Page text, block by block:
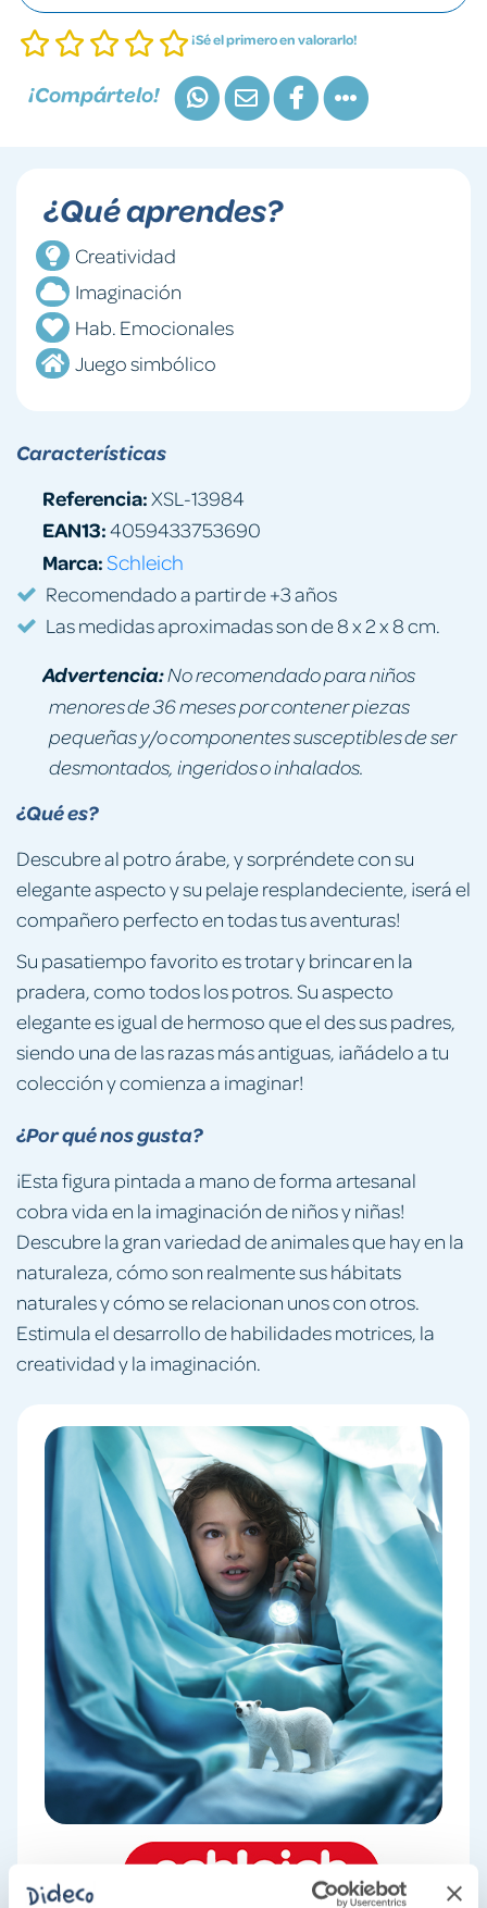
¡Sé el primero en valorarlo!
¡Compártelo!
¿Qué es?
Descubre al potro árabe, y sorpréndete con su
elegante aspecto y su pelaje resplandeciente, ¡será el
compañero perfecto en todas tus aventuras!
Su pasatiempo favorito es trotar y brincar en la
pradera, como todos los potros. Su aspecto
elegante es igual de hermoso que el des sus padres,
siendo una de las razas más antiguas, ¡añádelo a tu
colección y comienza a imaginar!
¿Por qué nos gusta?
¡Esta figura pintada a mano de forma artesanal
cobra vida en la imaginación de niños y niñas!
Descubre la gran variedad de animales que hay en la
naturaleza, cómo son realmente sus hábitats
naturales y cómo se relacionan unos con otros.
Estimula el desarrollo de habilidades motrices, la
creatividad y la imaginación.
¿Qué aprendes?
Creatividad
Imaginación
Hab. Emocionales
Juego simbólico
Características
Referencia:XSL-13984
EAN13:4059433753690
Marca: Schleich
Recomendado a partir de +3 años
Las medidas aproximadas son de 8 x 2 x 8 cm.
Advertencia:No recomendado para niños
menores de 36 meses por contener piezas
pequeñas y/o componentes susceptibles de ser
desmontados, ingeridos o inhalados.